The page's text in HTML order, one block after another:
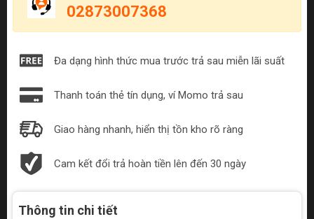
02873007368
Đa dạng hình thức mua trước trả sau miễn lãi suất
Thanh toán thẻ tín dụng, ví Momo trả sau
Giao hàng nhanh, hiển thị tồn kho rõ ràng
Cam kết đổi trả hoàn tiền lên đến 30 ngày
Thông tin chi tiết